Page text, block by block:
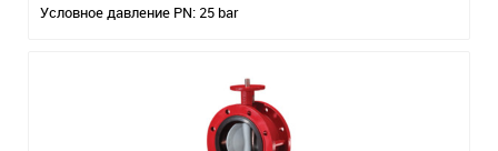
Условное давление PN: 25 bar